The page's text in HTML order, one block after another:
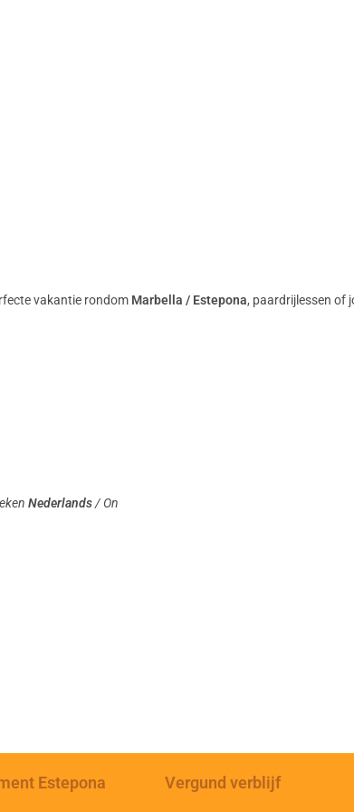
vakantie rondom Marbella / Estepona, paardrijlessen of
Nederlands/ On
Estepona Vergund verblijf